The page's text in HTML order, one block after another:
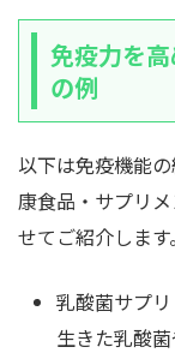
免疫力を
の例
以下は免疫機能
康食品・サプリ
せてご紹介します。
乳酸菌サプ
生きた乳酸